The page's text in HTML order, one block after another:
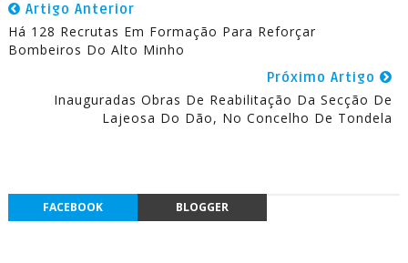
Artigo Anterior
Há 128 Recrutas Em Formação Para Reforçar
Bombeiros Do Alto Minho
Próximo Artigo
Inauguradas Obras De Reabilitação Da Secção De
Lajeosa Do Dão, No Concelho De Tondela
FACEBOOK BLOGGER